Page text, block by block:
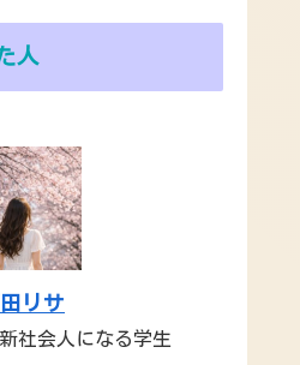
人
リサ
社会人になる学生